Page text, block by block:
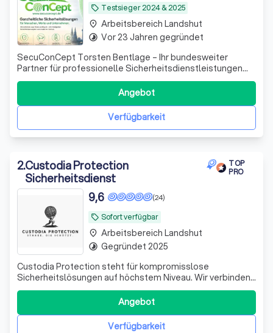
local_offer Testsieger 2024 & 2025
SecuConCept Torsten Bentlage – Ihr bundesweiter
Partner für professionelle Sicherheitsdienstleistungen
SecuConCept Torsten Bentlage steht seit über 20 Jahren
für zuverlässige, nachhaltige und hochwertige
Sicherheitslösungen für Unternehmen, Industrie, Logistik,
Energieversorger und öffentliche Auft
Verfügbarkeit
Angebot
place Arbeitsbereich Landshut
timelapse Vor 23 Jahren gegründet
2.Custodia Protection
Sicherheitsdienst
TOP
PRO
local_offer Sofort verfügbar
(24)
9,6
Custodia Protection steht für kompromisslose
Sicherheitslösungen auf höchstem Niveau. Wir verbinden
traditionelle Werte – Ehre, Pflichtbewusstsein und
Loyalität – mit moderner Einsatztechnik, klaren Prozessen
und einem professionellen, geschulten Team. Unsere
Mission: Wir schützen, was Ihnen wichtig
Verfügbarkeit
Angebot
place Arbeitsbereich Landshut
timelapse Gegründet 2025